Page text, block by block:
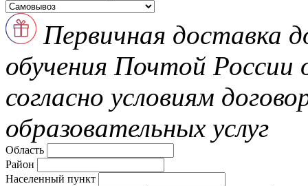
Первичная доставка
обучения Почтой России
согласно условиям
образовательных услуг
Область
Район
Населенный пункт